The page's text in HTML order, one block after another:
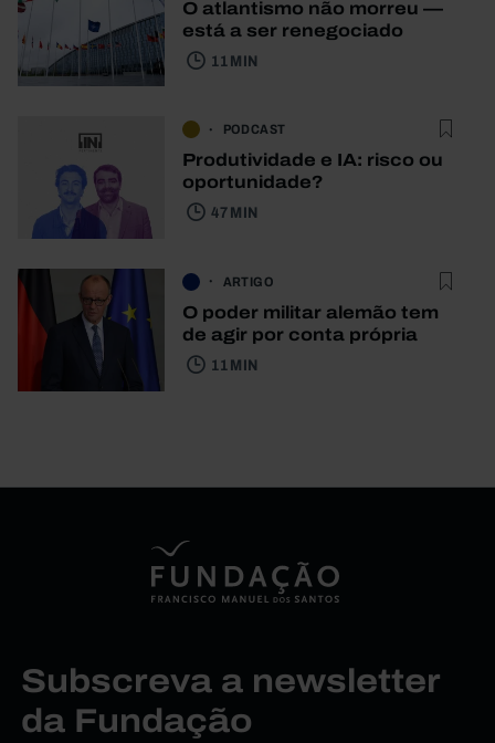
O atlantismo não morreu —
está a ser renegociado
11 MIN
PODCAST
Produtividade e IA: risco ou
oportunidade?
47 MIN
ARTIGO
O poder militar alemão tem
de agir por conta própria
11 MIN
Subscreva a newsletter
da Fundação